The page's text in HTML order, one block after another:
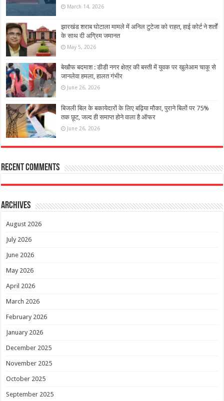
March 14, 2026
झारखंड शराब घोटाला मामले में अनिल टुटेजा को राहत, हाई कोर्ट ने शर्तों
के साथ दी अग्रिम जमानत
May 5, 2026
बेखौफ बदमाश : डीडी नगर क्षेत्र की बस्ती में युवक पर खुलेआम चाकू से
जानलेवा हमला, हालत गंभीर
June 26, 2026
बिजली बिल के बकायेदारों के लिए बढ़िया मौका, पुराने बिलों पर 75%
तक छूट, जल्द ही समाप्त होने वाला है ऑफर
June 26, 2026
Recent Comments
Archives
August 2026
July 2026
June 2026
May 2026
April 2026
March 2026
February 2026
January 2026
December 2025
November 2025
October 2025
September 2025